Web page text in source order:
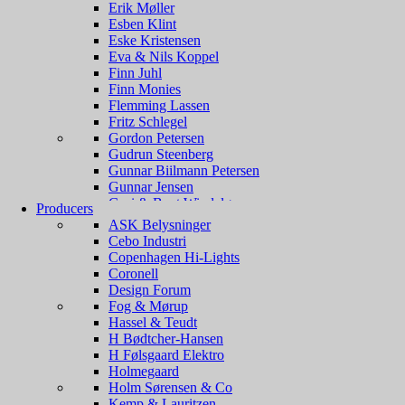
Erik Møller
Esben Klint
Eske Kristensen
Eva & Nils Koppel
Finn Juhl
Finn Monies
Flemming Lassen
Fritz Schlegel
Gordon Petersen
Gudrun Steenberg
Gunnar Biilmann Petersen
Gunnar Jensen
Guri & Bent Windeløv
Hans Due
Hans J Wegner
Hans Per Jeppesen
Hans Schwazer
Henning Koppel
Henning Larsen
Henning Rehhoff
Holger Jensen
Hvidt & Mølgaard
Ib Fabiansen
Ingelise Kofoed
Jacob E Bang
Producers
ASK Belysninger
Cebo Industri
Copenhagen Hi-Lights
Coronell
Design Forum
Fog & Mørup
Hassel & Teudt
H Bødtcher-Hansen
H Følsgaard Elektro
Holmegaard
Holm Sørensen & Co